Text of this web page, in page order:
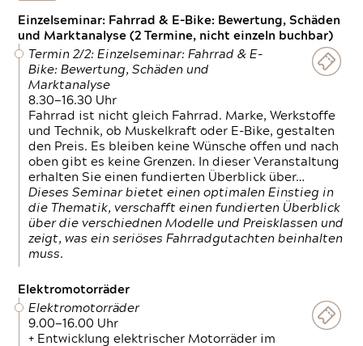
Einzelseminar: Fahrrad & E-Bike: Bewertung, Schäden
und Marktanalyse (2 Termine, nicht einzeln buchbar)
Termin 2/2: Einzelseminar: Fahrrad & E-
Bike: Bewertung, Schäden und
Marktanalyse
8.30—16.30 Uhr
Fahrrad ist nicht gleich Fahrrad. Marke, Werkstoffe
und Technik, ob Muskelkraft oder E-Bike, gestalten
den Preis. Es bleiben keine Wünsche offen und nach
oben gibt es keine Grenzen. In dieser Veranstaltung
erhalten Sie einen fundierten Überblick über…
Dieses Seminar bietet einen optimalen Einstieg in
die Thematik, verschafft einen fundierten Überblick
über die verschiednen Modelle und Preisklassen und
zeigt, was ein seriöses Fahrradgutachten beinhalten
muss.
Elektromotorräder
Elektromotorräder
9.00—16.00 Uhr
+ Entwicklung elektrischer Motorräder im